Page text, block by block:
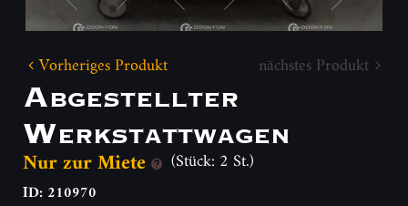
Vorheriges Produkt nächstes Produkt
Abgestellter
Werkstattwagen
Nur zur Miete (Stück: 2 St.)
ID: 210970